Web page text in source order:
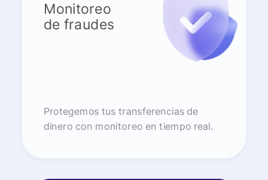
Monitoreo
de fraudes
Protegemos tus transferencias de
dinero con monitoreo en tiempo real.